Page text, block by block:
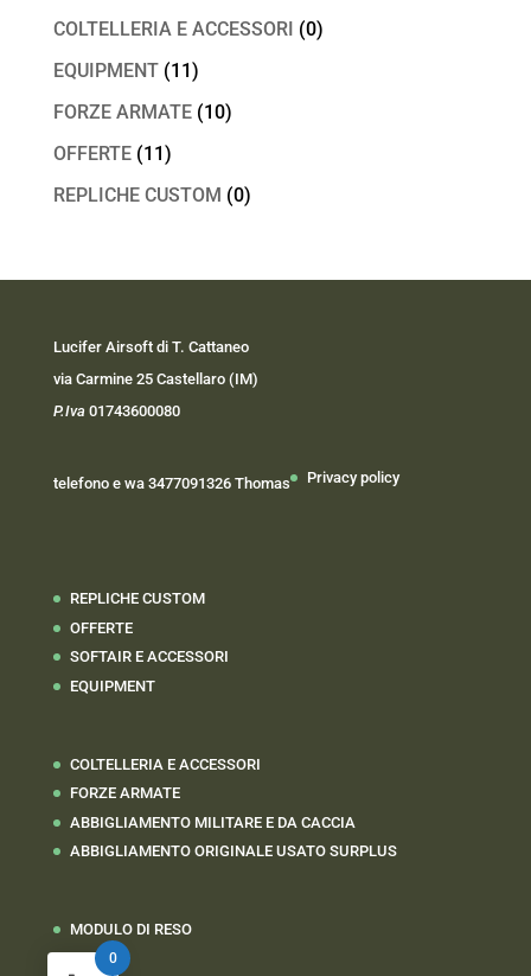
COLTELLERIA E ACCESSORI (0)
EQUIPMENT (11)
FORZE ARMATE (10)
OFFERTE (11)
REPLICHE CUSTOM (0)
Lucifer Airsoft di T. Cattaneo
via Carmine 25 Castellaro (IM)
P.Iva 01743600080
telefono e wa 3477091326 Thomas Privacy policy
REPLICHE CUSTOM
OFFERTE
SOFTAIR E ACCESSORI
EQUIPMENT
COLTELLERIA E ACCESSORI
FORZE ARMATE
ABBIGLIAMENTO MILITARE E DA CACCIA
ABBIGLIAMENTO ORIGINALE USATO SURPLUS
MODULO DI RESO
0